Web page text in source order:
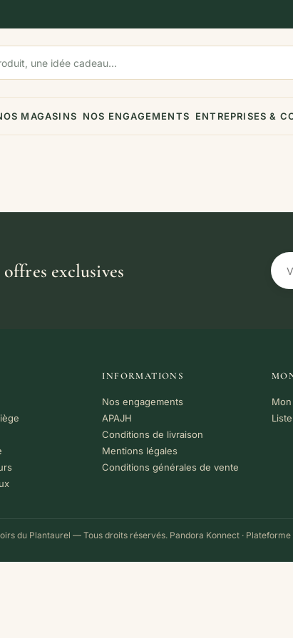
MAGASINS NOS ENGAGEMENTS ENTREPRISES &
exclusives
INFORMATIONS
Nos engagements
APAJH
Conditions de livraison
Mentions légales
Conditions générales de vente
du Plantaurel — Tous droits réservés. Pandora Konnect·